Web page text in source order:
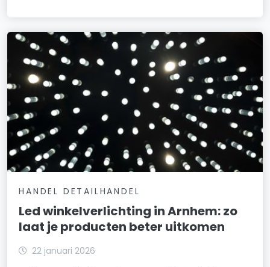
HANDEL DETAILHANDEL
Led winkelverlichting in Arnhem: zo
laat je producten beter uitkomen
22 januari 2026